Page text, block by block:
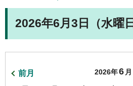
2026年6月3日（水曜
前月 2026年6 月